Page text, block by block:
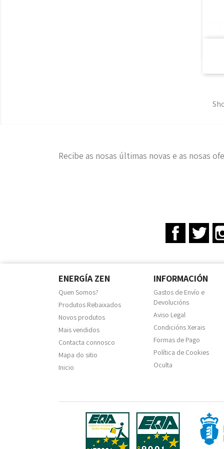
Recibe as nosas últimas novas e as nosas
Facebook
ENERGÍA ZEN
Quen Somos?
Produtos Rebaixados
Novos produtos
Mais vendidos
Contacta connosco
Mapa do sitio
Inicio
INFORMACIÓN
Gastos de Envío e
Devolucións
Aviso Legal
Condicións Xerais
Formas de Pago
Política de Cookies
Oculta